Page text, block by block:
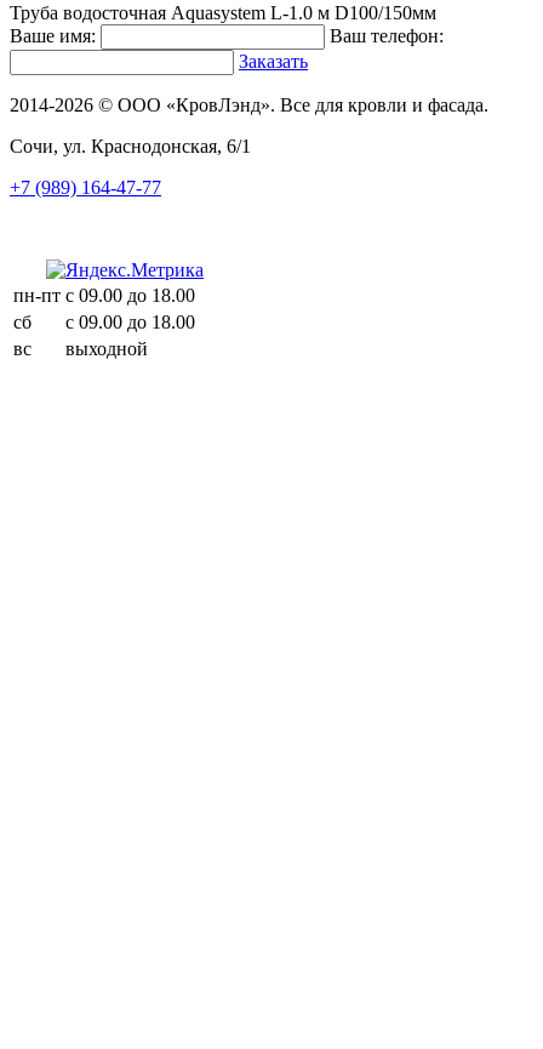
Труба водосточная Aquasystem L-1.0 м D100/150мм
Ваше имя:
Ваш телефон:
Заказать
2014-2026 © ООО «КровЛэнд». Все для кровли и фасада.
Сочи, ул. Краснодонская, 6/1
+7 (989) 164-47-77
пн-пт с 09.00 до 18.00
сб
с 09.00 до 18.00
вс
выходной